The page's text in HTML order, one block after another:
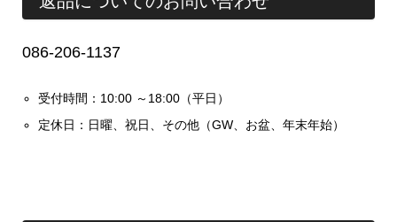
086-206-1137
受付時間：10:00 ～18:00（平日）
定休日：日曜、祝日、その他（GW、お盆、年末年始）